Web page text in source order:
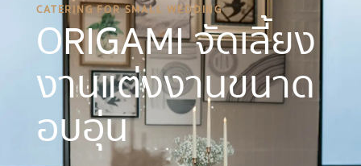
CATERING FOR SMALL WEDDING
ORIGAMI จัดเลี้ยง
งานแต่งงานขนาด
อบอุ่น